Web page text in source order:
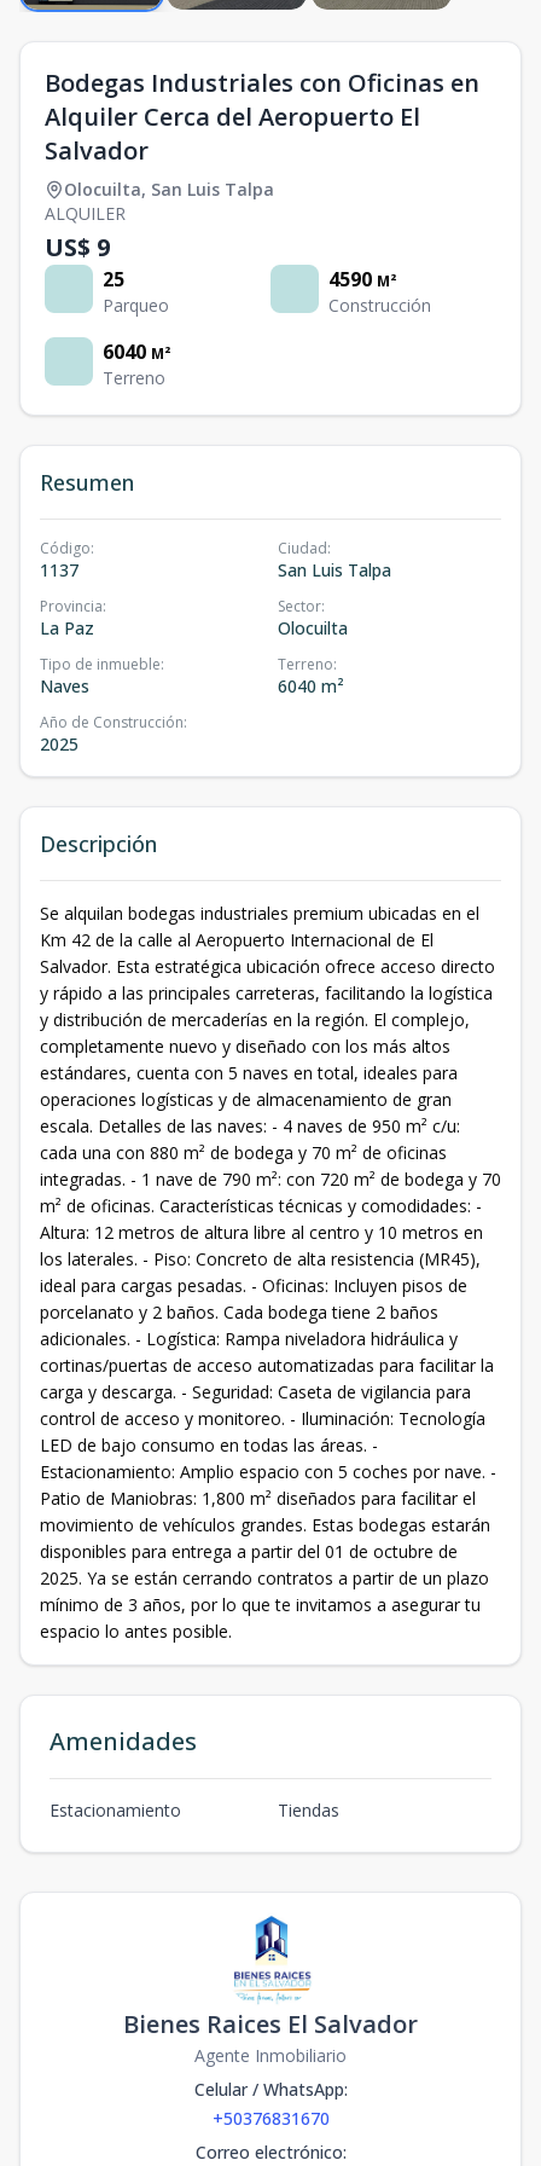
Bodegas Industriales con Oficinas en
Alquiler Cerca del Aeropuerto El
Salvador
Olocuilta, San Luis Talpa
ALQUILER
US$ 9
25
Parqueo
4590 M²
Construcción
6040 M²
Terreno
Resumen
Código:
1137
Ciudad:
San Luis Talpa
Provincia:
La Paz
Sector:
Olocuilta
Tipo de inmueble:
Naves
Terreno:
6040 m²
Año de Construcción:
2025
Descripción
Se alquilan bodegas industriales premium ubicadas en el
Km 42 de la calle al Aeropuerto Internacional de El
Salvador. Esta estratégica ubicación ofrece acceso directo
y rápido a las principales carreteras, facilitando la logística
y distribución de mercaderías en la región. El complejo,
completamente nuevo y diseñado con los más altos
estándares, cuenta con 5 naves en total, ideales para
operaciones logísticas y de almacenamiento de gran
escala. Detalles de las naves: - 4 naves de 950 m² c/u:
cada una con 880 m² de bodega y 70 m² de oficinas
integradas. - 1 nave de 790 m²: con 720 m² de bodega y 70
m² de oficinas. Características técnicas y comodidades: -
Altura: 12 metros de altura libre al centro y 10 metros en
los laterales. - Piso: Concreto de alta resistencia (MR45),
ideal para cargas pesadas. - Oficinas: Incluyen pisos de
porcelanato y 2 baños. Cada bodega tiene 2 baños
adicionales. - Logística: Rampa niveladora hidráulica y
cortinas/puertas de acceso automatizadas para facilitar la
carga y descarga. - Seguridad: Caseta de vigilancia para
control de acceso y monitoreo. - Iluminación: Tecnología
LED de bajo consumo en todas las áreas. -
Estacionamiento: Amplio espacio con 5 coches por nave. -
Patio de Maniobras: 1,800 m² diseñados para facilitar el
movimiento de vehículos grandes. Estas bodegas estarán
disponibles para entrega a partir del 01 de octubre de
2025. Ya se están cerrando contratos a partir de un plazo
mínimo de 3 años, por lo que te invitamos a asegurar tu
espacio lo antes posible.
Amenidades
Estacionamiento Tiendas
Bienes Raices El Salvador
Agente Inmobiliario
Celular / WhatsApp:
+50376831670
Correo electrónico: